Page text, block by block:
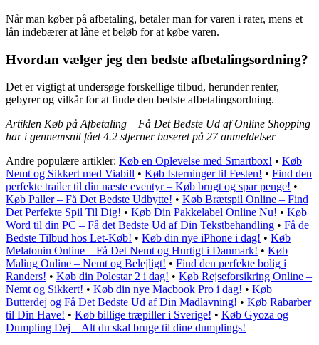
Når man køber på afbetaling, betaler man for varen i rater, mens et
lån indebærer at låne et beløb for at købe varen.
Hvordan vælger jeg den bedste afbetalingsordning?
Det er vigtigt at undersøge forskellige tilbud, herunder renter,
gebyrer og vilkår for at finde den bedste afbetalingsordning.
Artiklen Køb på Afbetaling – Få Det Bedste Ud af Online Shopping
har i gennemsnit fået4.2 stjerner baseret på 27anmeldelser
Andre populære artikler: Køb en Oplevelse med Smartbox! • Køb
Nemt og Sikkert med Viabill • Køb Isterninger til Festen! • Find den
perfekte trailer til din næste eventyr – Køb brugt og spar penge! •
Køb Paller – Få Det Bedste Udbytte! • Køb Brætspil Online – Find
Det Perfekte Spil Til Dig! • Køb Din Pakkelabel Online Nu! • Køb
Word til din PC – Få det Bedste Ud af Din Tekstbehandling • Få de
Bedste Tilbud hos Let-Køb! • Køb din nye iPhone i dag! • Køb
Melatonin Online – Få Det Nemt og Hurtigt i Danmark! • Køb
Maling Online – Nemt og Belejligt! • Find den perfekte bolig i
Randers! • Køb din Polestar 2 i dag! • Køb Rejseforsikring Online –
Nemt og Sikkert! • Køb din nye Macbook Pro i dag! • Køb
Butterdej og Få Det Bedste Ud af Din Madlavning! • Køb Rabarber
til Din Have! • Køb billige træpiller i Sverige! • Køb Gyoza og
Dumpling Dej – Alt du skal bruge til dine dumplings!